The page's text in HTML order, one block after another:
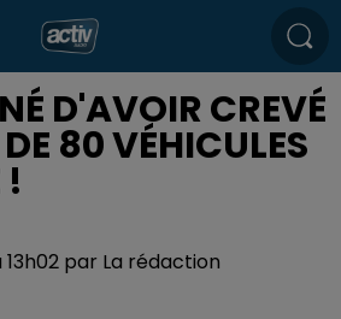
D'AVOIR CREVÉ
80 VÉHICULES
!
13h02 par La rédaction